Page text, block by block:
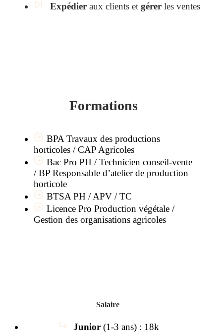
Expédier aux clients et gérer les ventes
Formations
BPA Travaux des productions
horticoles / CAP Agricoles
Bac Pro PH / Technicien conseil-vente
/ BP Responsable d’atelier de production
horticole
BTSA PH / APV / TC
Licence Pro Production végétale /
Gestion des organisations agricoles
Salaire
Junior (1-3 ans) : 18k